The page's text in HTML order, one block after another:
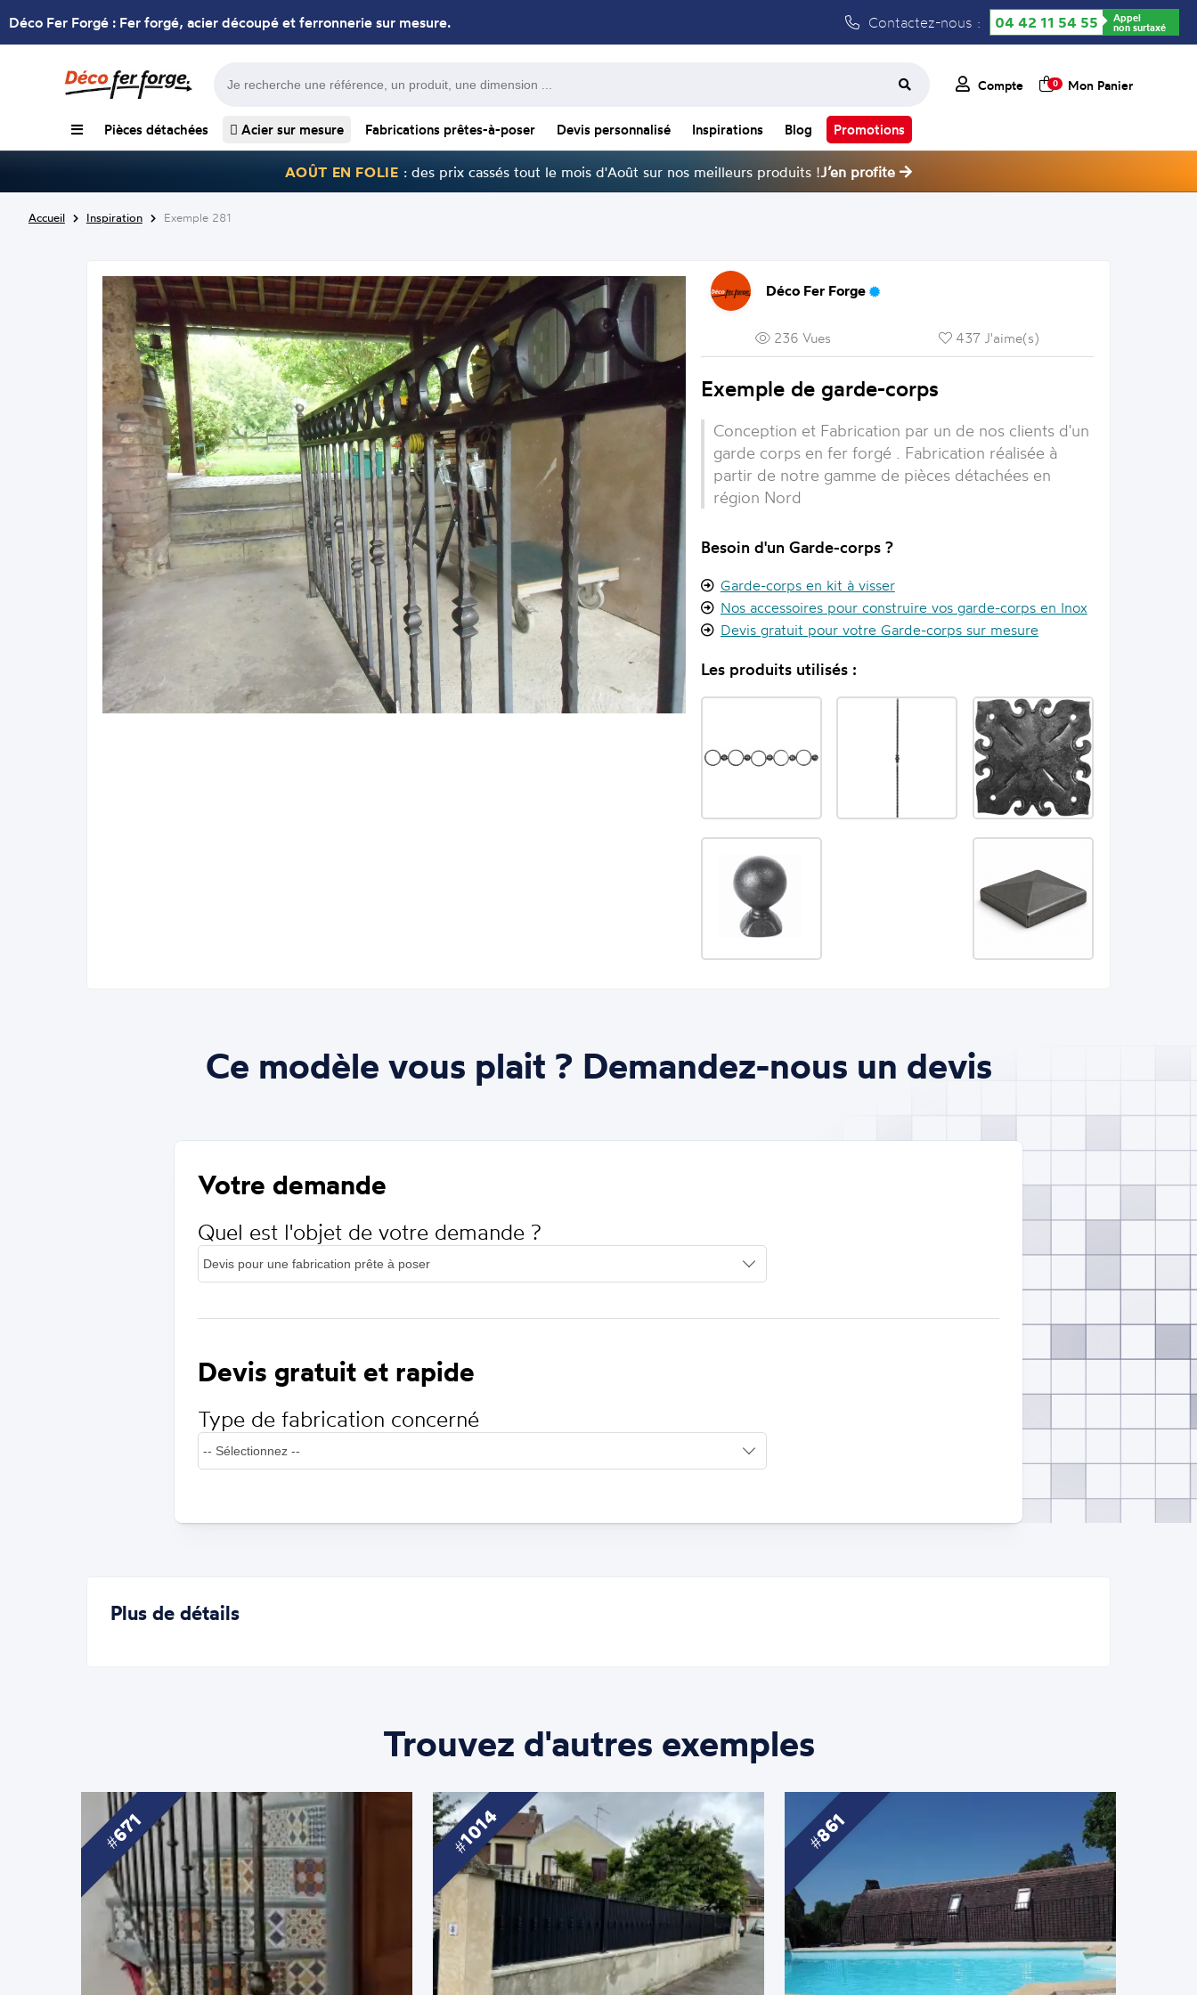
Déco Fer Forgé : Fer forgé, acier découpé et ferronnerie sur mesure. Contactez-nous : 04 42 11 54 55 Appel
non surtaxé
Compte 0 Mon Panier
Pièces détachées Acier sur mesure Fabrications prêtes-à-poser Devis personnalisé Inspirations Blog Promotions
AOÛT EN FOLIE : des prix cassés tout le mois d'Août sur nos meilleurs produits !J’en profite
Accueil Inspiration Exemple 281
Déco Fer Forge
236 Vues 437 J'aime(s)
Exemple de garde-corps
Conception et Fabrication par un de nos clients d'un
garde corps en fer forgé . Fabrication réalisée à
partir de notre gamme de pièces détachées en
région Nord
Besoin d'un Garde-corps ?
Garde-corps en kit à visser
Nos accessoires pour construire vos garde-corps en Inox
Devis gratuit pour votre Garde-corps sur mesure
Les produits utilisés :
Ce modèle vous plait ? Demandez-nous un devis
Votre demande
Quel est l'objet de votre demande ?
Devis gratuit et rapide
Type de fabrication concerné
Plus de détails
Trouvez d'autres exemples
671 1014 861